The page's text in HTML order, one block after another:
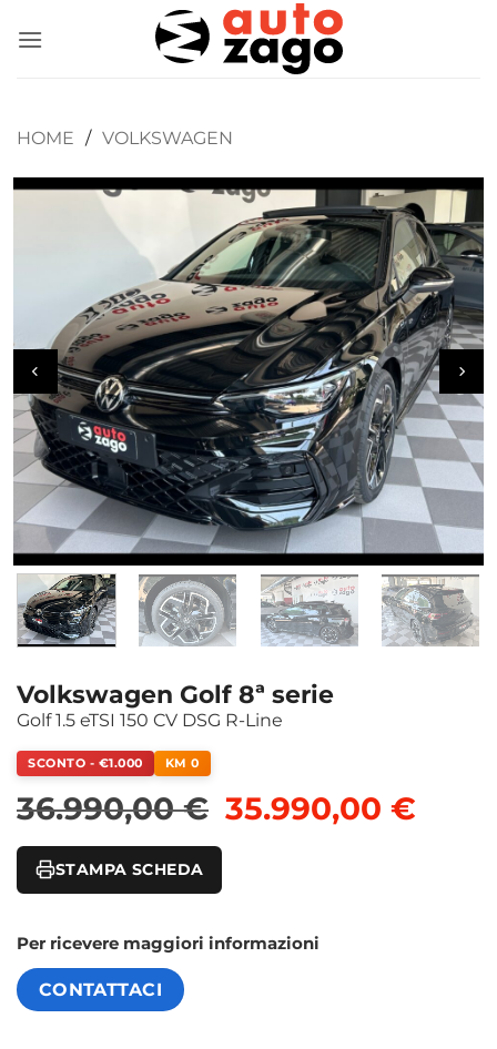
HOME / VOLKSWAGEN
Volkswagen Golf 8ª serie
Golf 1.5 eTSI 150 CV DSG R-Line
SCONTO - €1.000 KM 0
36.990,00€ Il prezzo
35.990,00€
STAMPA SCHEDA
Per ricevere maggiori informazioni
CONTATTACI